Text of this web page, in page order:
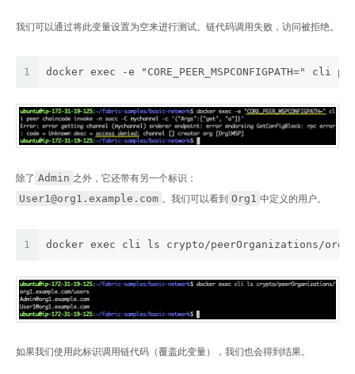
我们可以通过将此变量设置为空来进行测试。链代码调用失败，访问被拒绝。
1 docker exec -e
除了 Admin 之外，它还带有另一个标识：
User1@org1.example.com 。我们可以看到 Org1 中定义的用户。
1 docker exec cli ls crypto/peerOrganizations/
如果我们使用此标识调用链代码（覆盖此变量），我们也会得到结果。